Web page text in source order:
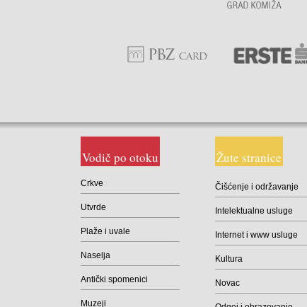
Vodič po otoku
Crkve
Utvrde
Plaže i uvale
Naselja
Antički spomenici
Muzeji
Žute stranice
Čišćenje i održavanje
Intelektualne usluge
Internet i www usluge
Kultura
Novac